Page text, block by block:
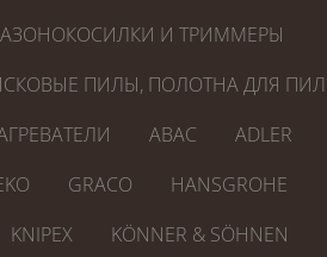
И ТРИММЕРЫ
ПИЛЫ, ПОЛОТНА ДЛЯ ПИЛ
ABAC
ADLER
GRACO
HANSGROHE
KNIPEX
KÖNNER & SÖHNEN